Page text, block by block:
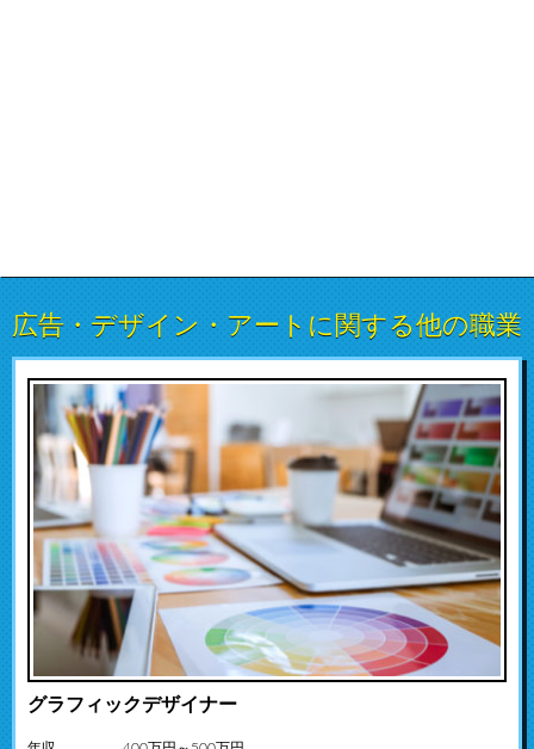
広告・デザイン・アートに関する他の職業
グラフィックデザイナー